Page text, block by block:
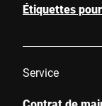
Étiquettes
Service